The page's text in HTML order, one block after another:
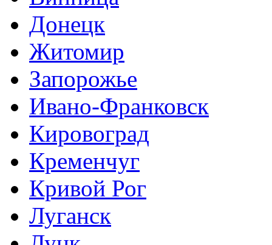
Донецк
Житомир
Запорожье
Ивано-Франковск
Кировоград
Кременчуг
Кривой Рог
Луганск